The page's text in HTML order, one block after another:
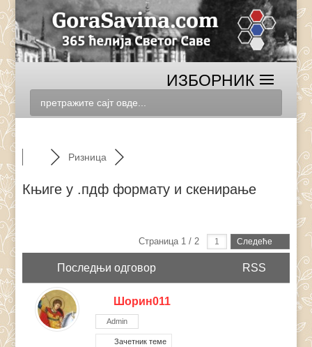
Ризница
Књиге у .пдф формату и скенирање
Страница 1 / 2 Следеће
Последњи одговор RSS
Шорин011
Admin
Зачетник теме